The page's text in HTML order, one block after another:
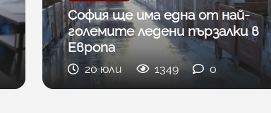
София ще има една от най-
големите ледени пързалки в
Европа
20 юли 1349 0